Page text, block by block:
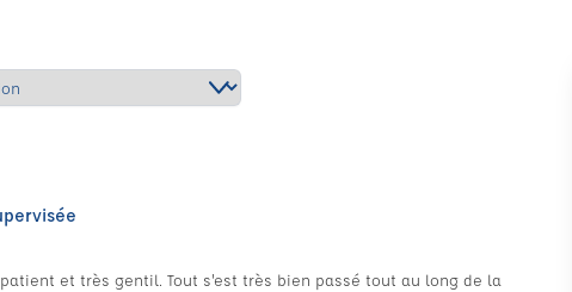
et très gentil. Tout s'est très bien passé tout au long de la